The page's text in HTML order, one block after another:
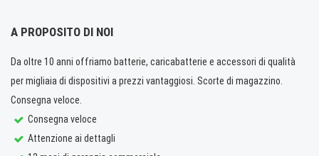
A PROPOSITO DI NOI
Da oltre 10 anni offriamo batterie, caricabatterie e accessori di qualità
per migliaia di dispositivi a prezzi vantaggiosi. Scorte di magazzino.
Consegna veloce.
Consegna veloce
Attenzione ai dettagli